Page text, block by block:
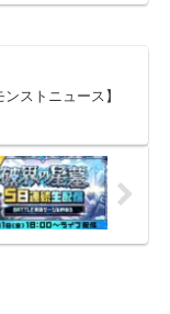
ストニュース】